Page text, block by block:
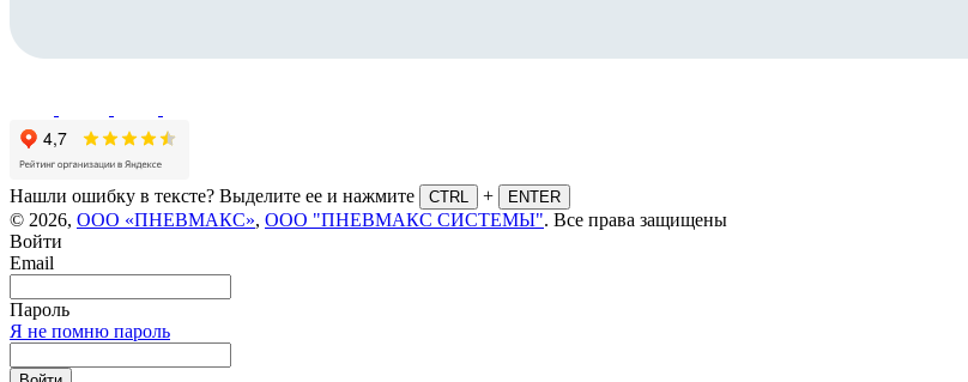
Нашли ошибку в тексте? Выделите ее и нажмите CTRL + ENTER
© 2026, ООО «ПНЕВМАКС», ООО "ПНЕВМАКС СИСТЕМЫ". Все права защищены
Войти
Email
Пароль
Я не помню пароль